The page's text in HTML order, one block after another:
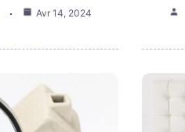
Avr 14, 2024